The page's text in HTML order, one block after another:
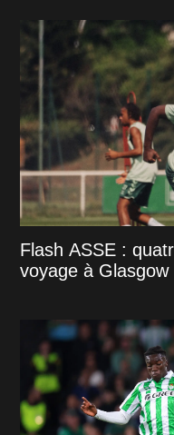
Flash ASSE :
voyage à Glasgow